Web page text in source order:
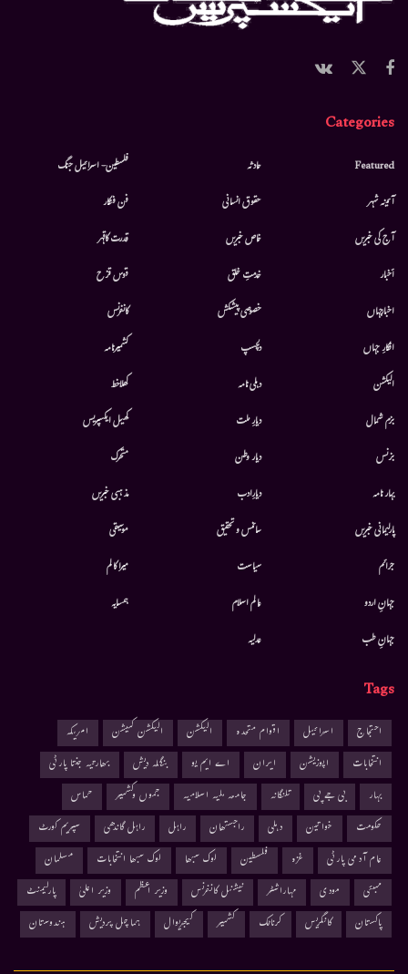
Categories
Featured
آئینہ شہر
آج کی خبریں
أخبار
اخبارجہاں
افکارِ جہاں
الیکشن
بزم شمال
بزنس
بہار نامہ
پارلیمانی خبریں
جرائم
جہانِ اردو
جہانِ طب
حادثہ
حقوق انسانی
خاص خبریں
خدمتِ خلق
خصوصی پیشکش
دلچسپ
دہلی نامہ
دیارِ ملت
دیار وطن
دیارِادب
سائنس و تحقیق
سیاست
عالم اسلام
عدلیہ
فلسطین- اسرائیل جنگ
فن فنکار
قدرت کاقہر
قوس قزح
کانفرنس
کشمیرنامہ
کھلاخط
کھیل ایکسپریس
متحرك
مذہبی خبریں
موسيقى
میرا کالم
ہمسایہ
Tags
احتجاج اسرائیل اقوام متحدہ الیکشن الیکشن کمیشن
امریکہ
انتخابات
اپوزیشن ایران اے ایم یو بنگلہ دیش
بھارتیہ جنتا پارٹی
بہار
بی جے پی تلنگانہ جامعہ ملیہ اسلامیہ جموں وکشمیر
حماس
حکومت
خواتین دہلی راجستھان راہل راہل گاندھی
سپریم کورٹ
عام آدمی پارٹی
غزہ فلسطین لوک سبھا لوک سبھا انتخابات
مسلمان
ممبئی
مودی مہاراشٹر نیشنل کانفرنس وزیر اعظم وزیر اعلیٰ
پارلیمنٹ
پاکستان
کانگریس کرناٹک کشمیر کیجریوال ہماچل پردیش ہندوستان